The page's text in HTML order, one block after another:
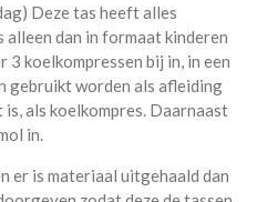
Deze tas heeft alles
alleen dan in formaat kinderen
koelkompressen bij in, in een
gebruikt worden als afleiding
als koelkompres. Daarnaast
in.
er is materiaal uitgehaald dan